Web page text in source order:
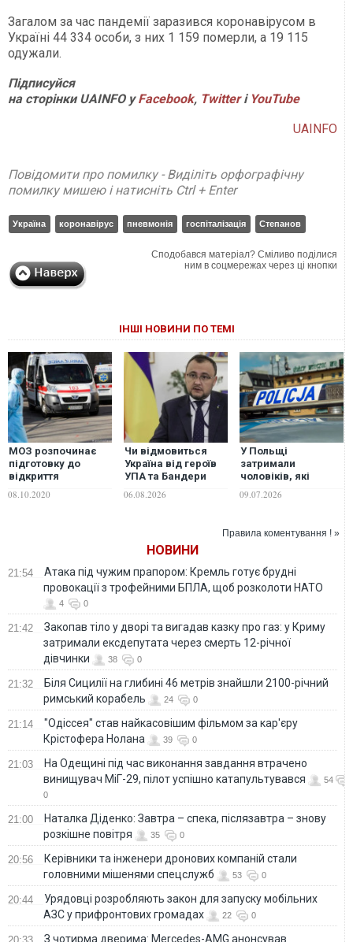
Загалом за час пандемії заразився коронавірусом в
Україні 44 334 особи, з них 1 159 померли, а 19 115
одужали.
Підписуйся
на сторінки UAINFO уFacebook, Twitterі YouTube
UAINFO
Повідомити про помилку - Виділіть орфографічну
помилку мишею і натисніть Ctrl + Enter
Україна коронавірус пневмонія госпіталізація Степанов
Сподобався матеріал? Сміливо поділися
ним в соцмережах через ці кнопки
ІНШІ НОВИНИ ПО ТЕМІ
МОЗ розпочинає
підготовку до
відкриття
госпіталів для
08.10.2020
Чи відмовиться
Україна від героїв
УПА та Бандери
Польщі відповів на
06.08.2026
У Польщі
затримали
чоловіків, які
перевірити
09.07.2026
Правила коментування ! »
НОВИНИ
21:54
Атака під чужим прапором: Кремль готує брудні
провокації з трофейними БПЛА, щоб розколоти НАТО
4 0
21:42
Закопав тіло у дворі та вигадав казку про газ: у Криму
затримали ексдепутата через смерть 12-річної
дівчинки
38 0
21:32
Біля Сицилії на глибині 46 метрів знайшли 2100-річний
римський корабель
24 0
21:14
"Одіссея" став найкасовішим фільмом за кар'єру
Крістофера Нолана
39 0
21:03
На Одещині під час виконання завдання втрачено
винищувач МіГ-29, пілот успішно катапультувався
54
0
21:00
Наталка Діденко: Завтра – спека, післязавтра – знову
розкішне повітря
35 0
20:56
Керівники та інженери дронових компаній стали
головними мішенями спецслужб
53 0
20:44
Урядовці розробляють закон для запуску мобільних
АЗС у прифронтових громадах
22 0
З чотирма дверима: Mercedes-AMG анонсував